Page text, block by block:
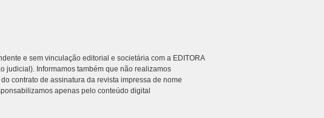
e sem vinculação editorial e societária com a EDITORA
judicial). Informamos também que não realizamos
contrato de assinatura da revista impressa de nome
apenas pelo conteúdo digital